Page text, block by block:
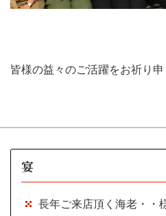
皆様の益々のご活躍をお祈り
宴
長年ご来店頂く海老・・